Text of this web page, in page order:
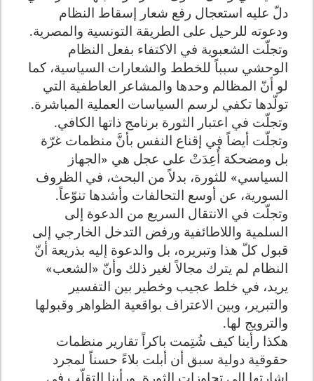
دلّ عليه استعجال رفع شعار إسقاط النظام
ودعوته للرحيل على الطريقة التونسية والمصرية.
وتجلّت الشعبوية في الاكتفاء بفعل النظام
الوحشي سبباً للخطط والشعارات السياسية، كما
لو أنّ المظالم وحدها والمشاعر العاطفية التي
تولّدها تكفي لرسم السياسات العملية المباشرة.
وتجلّت في اعتبار الثورة برنامج ذاتها الكافي.
وتجلّت أيضاً في إقناع النفس بأنَّ منظمات غرّة
بل ومضحكة أُعِدَتْ على عجل هي «الجهاز
السياسي» للثورة، بدلاً من البحث، في الظروف
السورية، عن أوسع التحالفات وأشدها تنوّعاً.
وتجلّت في الانتقال السريع من الدعوة إلى
السلمية واللاطائفية ورفض التدخل الخارجي إلى
قبول كلّ هذا وتبريره، بل والدعوة إليه بذريعة أنّ
النظام لم يترك مجالاً لغير ذلك وأنّ «الشعب»
يريد، في خلط عجيب وخطير بين التفسير
والتبرير، وبين الاعتراف بواقعية الظواهر وقبولها
والترويج لها.
هكذا رأينا كيف شُتِمت باكراً تقارير منظمات
حقوقية دولية سبق أن أبلت بلاءً حسناً لمجرد
إشارتها إلى تجاوزات الثورة. ورأينا التقلّب في